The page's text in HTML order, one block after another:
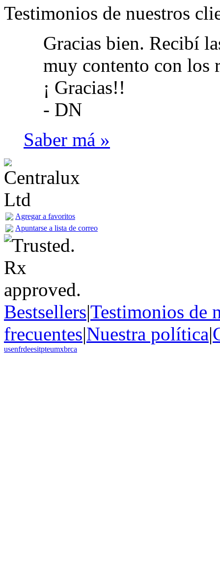
Testimonios de nuestros
Gracias bien. Recibí
muy contento con los
¡ Gracias!!
- DN
Saber má »
Agregar a favoritos
Apuntarse a lista de correo
Bestsellers|Testimonios de
frecuentes|Nuestra política|
usenfrdeesitpteumxbrca